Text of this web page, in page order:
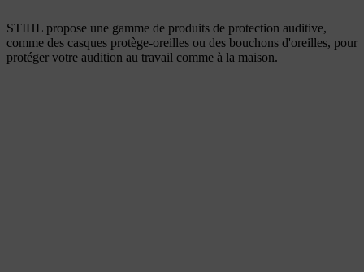
STIHL propose une gamme de produits de protection auditive,
comme des casques protège-oreilles ou des bouchons d'oreilles, pour
protéger votre audition au travail comme à la maison.